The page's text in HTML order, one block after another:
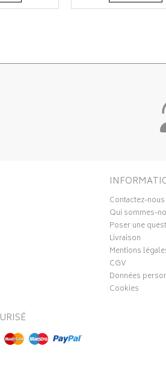
Contactez-nous
Qui sommes-
Poser une
Livraison
Mentions
CGV
Données
Cookies